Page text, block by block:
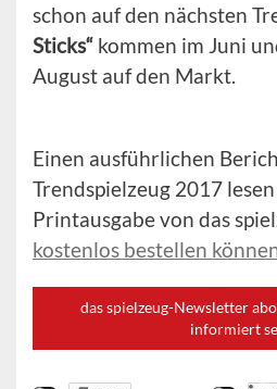
schon auf den nächsten
Sticks“ kommen im Juni
August auf den Markt.
Einen ausführlichen
Trendspielzeug 2017
Printausgabe von das
kostenlos bestellen
das spielzeug-Newsletter
informiert